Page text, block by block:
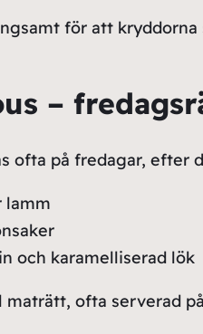
för att
–
ofta på fredagar, efter
lamm
och karamelliserad lök
maträtt, ofta serverad